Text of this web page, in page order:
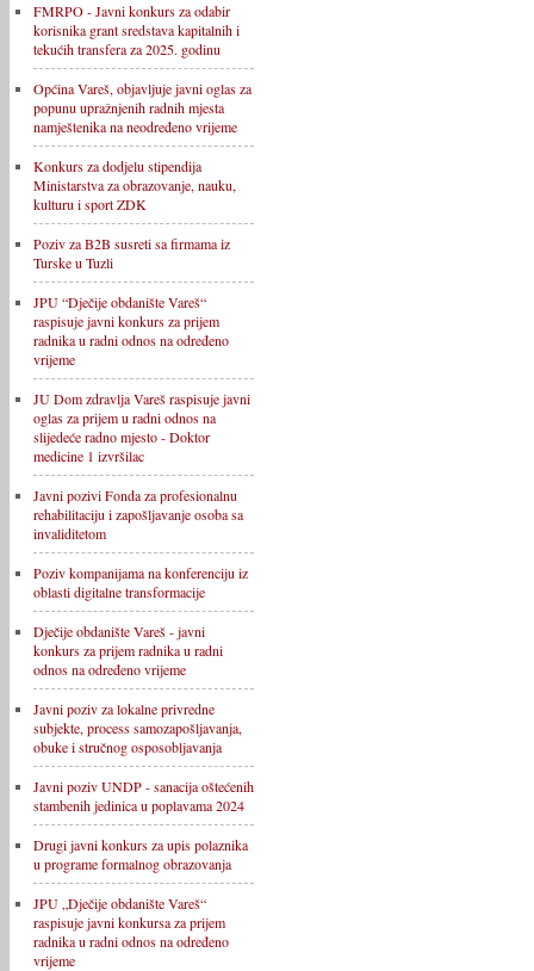
FMRPO - Javni konkurs za odabir
korisnika grant sredstava kapitalnih i
tekućih transfera za 2025. godinu
Općina Vareš, objavljuje javni oglas za
popunu upražnjenih radnih mjesta
namještenika na neodređeno vrijeme
Konkurs za dodjelu stipendija
Ministarstva za obrazovanje, nauku,
kulturu i sport ZDK
Poziv za B2B susreti sa firmama iz
Turske u Tuzli
JPU “Dječije obdanište Vareš“
raspisuje javni konkurs za prijem
radnika u radni odnos na određeno
vrijeme
JU Dom zdravlja Vareš raspisuje javni
oglas za prijem u radni odnos na
slijedeće radno mjesto - Doktor
medicine 1 izvršilac
Javni pozivi Fonda za profesionalnu
rehabilitaciju i zapošljavanje osoba sa
invaliditetom
Poziv kompanijama na konferenciju iz
oblasti digitalne transformacije
Dječije obdanište Vareš - javni
konkurs za prijem radnika u radni
odnos na određeno vrijeme
Javni poziv za lokalne privredne
subjekte, process samozapošljavanja,
obuke i stručnog osposobljavanja
Javni poziv UNDP - sanacija oštećenih
stambenih jedinica u poplavama 2024
Drugi javni konkurs za upis polaznika
u programe formalnog obrazovanja
JPU „Dječije obdanište Vareš“
raspisuje javni konkursa za prijem
radnika u radni odnos na određeno
vrijeme